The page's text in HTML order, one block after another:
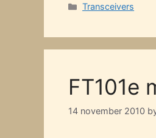
Categories
Transceivers
FT101e
14 november 2010